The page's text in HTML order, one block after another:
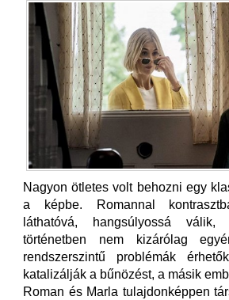
Nagyon ötletes volt behozni egy
a képbe. Romannal
láthatóvá, hangsúlyossá
történetben nem kizárólag
rendszerszintű problémák
katalizálják a bűnözést, a másik
Roman és Marla tulajdonképpen